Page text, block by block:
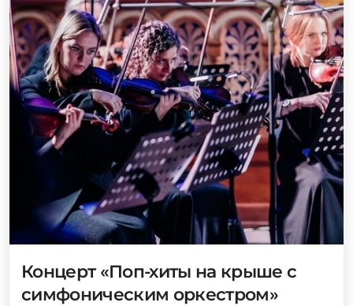
Концерт «Поп-хиты на крыше с
симфоническим оркестром»